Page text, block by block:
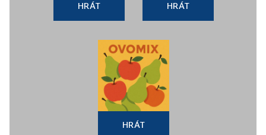
HRÁT HRÁT
HRÁT